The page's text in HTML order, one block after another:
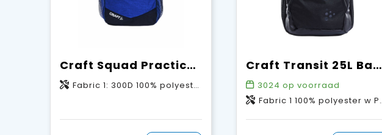
Craft Squad Practice Backpack Onesize
Fabric 1: 300D 100% polyester PU backing. Fabric 2: 600D 100% polyester PU backing. Fabric 3: 210D 100% polyester PU backing.
Craft Transit 25L Backpack
3024 op voorraad
Fabric 1 100% polyester w PU coating. Fabric 2: 100% polyester w PU coating. Fabric 3: 100% polyester w PU coating.